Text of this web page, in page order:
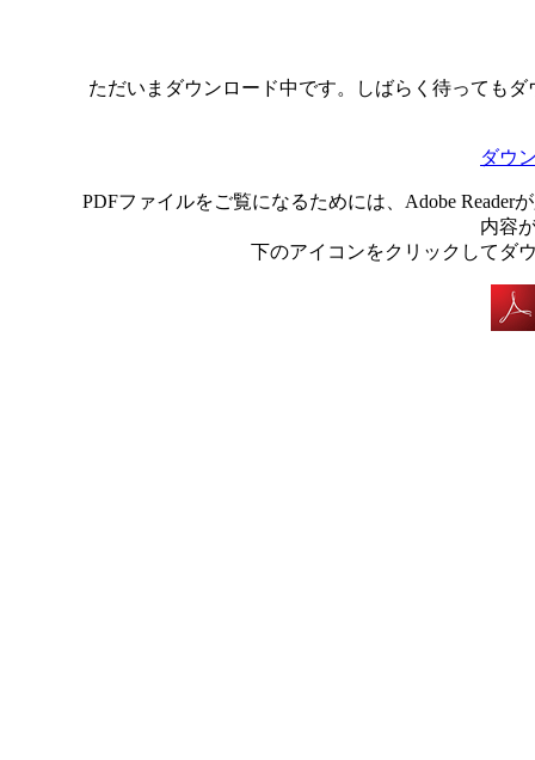
ただいまダウンロード中です。しばらく待っても
ダウ
PDFファイルをご覧になるためには、Adobe
内容
下のアイコンをクリックしてダ